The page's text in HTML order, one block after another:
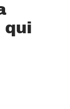
qui